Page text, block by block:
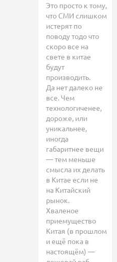
Это просто к тому,
что СМИ слишком
истерят по
поводу тодо что
скоро все на
свете в китае
будут
производить.
Да нет далеко не
все. Чем
технологиченее,
дороже, или
уникальнее,
иногда
габаритнее вещи
— тем меньше
смысла их делать
в Китае если не
на Китайский
рынок.
Хваленое
приемущество
Китая (в прошлом
и ещё пока в
настоящём) —